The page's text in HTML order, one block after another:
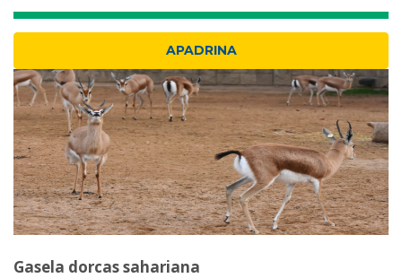
APADRINA
Gasela dorcas sahariana